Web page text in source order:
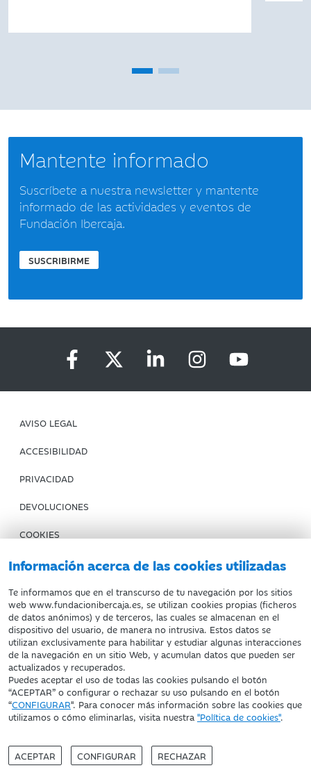
Información acerca de las cookies utilizadas
Te informamos que en el transcurso de tu navegación por los sitios
web www.fundacionibercaja.es, se utilizan cookies propias (ficheros
de datos anónimos) y de terceros, las cuales se almacenan en el
dispositivo del usuario, de manera no intrusiva. Estos datos se
utilizan exclusivamente para habilitar y estudiar algunas interacciones
de la navegación en un sitio Web, y acumulan datos que pueden ser
actualizados y recuperados.
Puedes aceptar el uso de todas las cookies pulsando el botón
“ACEPTAR” o configurar o rechazar su uso pulsando en el botón
“CONFIGURAR". Para conocer más información sobre las cookies que
utilizamos o cómo eliminarlas, visita nuestra "Política de cookies".
ACEPTAR CONFIGURAR RECHAZAR
Mantente informado
Suscríbete a nuestra newsletter y mantente
informado de las actividades y eventos de
Fundación Ibercaja.
SUSCRIBIRME
AVISO LEGAL
ACCESIBILIDAD
PRIVACIDAD
DEVOLUCIONES
COOKIES
CONDICIONES DE COMPRA
IBERCAJA BANCO
Fundación Bancaria Ibercaja. C.I.F. G-50000652.
Inscrita en el Registro de Fundaciones del Mº de Educación,
Cultura y Deporte con el nº 1689.
Domicilio social: Joaquín Costa, 13. 50001 Zaragoza.